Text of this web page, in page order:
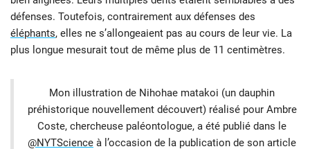
défenses. Toutefois, contrairement aux défenses des
éléphants, elles ne s’allongeaient pas au cours de leur vie. La
plus longue mesurait tout de même plus de 11 centimètres.
Mon illustration de Nihohae matakoi (un dauphin
préhistorique nouvellement découvert) réalisé pour Ambre
Coste, chercheuse paléontologue, a été publié dans le
@NYTScience à l’occasion de la publication de son article